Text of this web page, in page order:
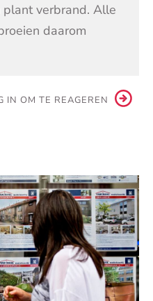
plant verbrand. Alle
daarom
IN OM TE REAGEREN